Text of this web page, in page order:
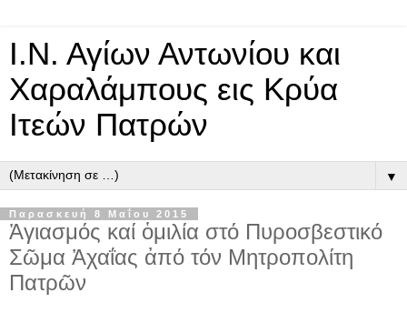
Ι.Ν. Αγίων Αντωνίου και
Χαραλάμπους εις Κρύα
Ιτεών Πατρών
▼
Παρασκευή 8 Μαΐου 2015
Ἁγιασμός καί ὁμιλία στό Πυροσβεστικό
Σῶμα Ἀχαΐας ἀπό τόν Μητροπολίτη
Πατρῶν